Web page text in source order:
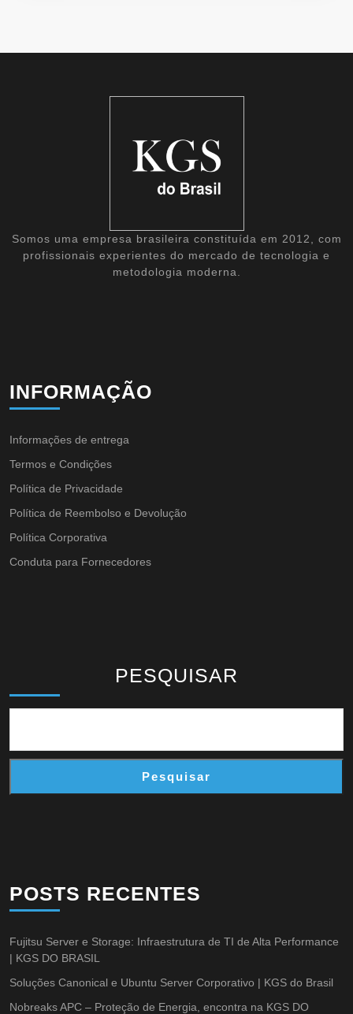
Somos uma empresa brasileira constituída em 2012, com
profissionais experientes do mercado de tecnologia e
metodologia moderna.
INFORMAÇÃO
Informações de entrega
Termos e Condições
Política de Privacidade
Política de Reembolso e Devolução
Política Corporativa
Conduta para Fornecedores
PESQUISAR
Pesquisar
POSTS RECENTES
Fujitsu Server e Storage: Infraestrutura de TI de Alta Performance
| KGS DO BRASIL
Soluções Canonical e Ubuntu Server Corporativo | KGS do Brasil
Nobreaks APC – Proteção de Energia, encontra na KGS DO